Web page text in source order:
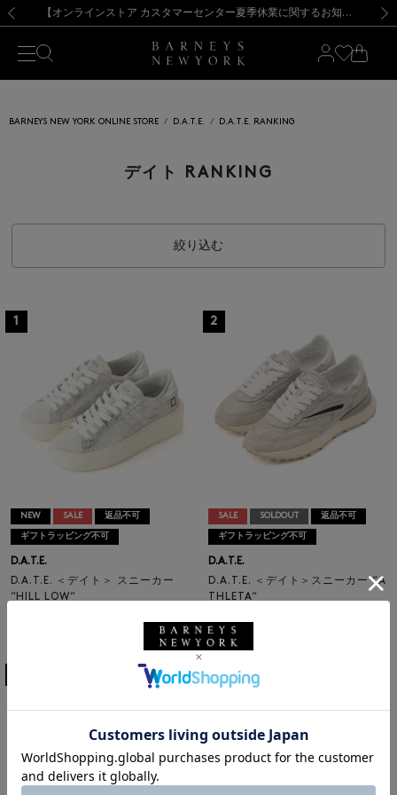
新規登録のお客様も対象！＜MY BARNEYS＞会員のお客様は11,000円（税込）以上のお買上げで常時送料無料！お買い物の際は会員登録を！
【夏季休業に伴う出荷一時停止のお知らせ】(2026.8.7) 【オンラインストア カスタマーセンター夏季休業に関するお知らせ】（2026.8.7）
【夏季休業に伴う返品・交換承り一時停止のお知らせ】（2026.8.5）
熊本県を中心とした地震の影響によるお荷物のお届けについて
【開催中】SUMMER SALEのご案内・ご注意事項 新規登録のお客様も対象！＜MY BARNEYS＞会員のお客様は11,000円（税込）以上のお買上げで常時送料無料！お買い物の際は会員登録を！
【夏季休業に伴う出荷一時停止のお知らせ】(2026.8.7)
BARNEYS NEW YORK ONLINE STORE D.A.T.E. D.A.T.E. RANKING
デイト RANKING
絞り込む
1
NEW SALE 返品不可
ギフトラッピング不可
D.A.T.E.
D.A.T.E. ＜デイト＞ スニーカー
“HILL LOW“
2
SALE SOLDOUT 返品不可
ギフトラッピング不可
D.A.T.E.
D.A.T.E. ＜デイト＞スニーカー “A
THLETA“
¥33,000
¥19,800
4